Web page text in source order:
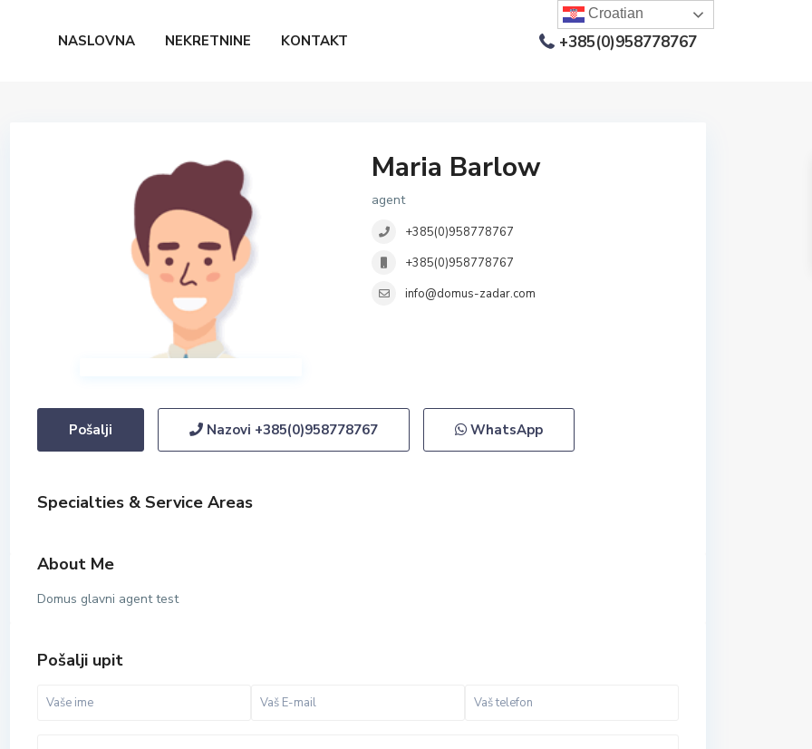
+385(0)958778767
NASLOVNA NEKRETNINE KONTAKT
Maria Barlow
agent
+385(0)958778767
+385(0)958778767
info@domus-zadar.com
Pošalji Nazovi +385(0)958778767 WhatsApp
Specialties & Service Areas
About Me
Domus glavni agent test
Pošalji upit
Croatian